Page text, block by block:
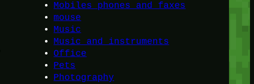
Mobiles phones and faxes
mouse
Music
Music and instruments
Office
Pets
Photography